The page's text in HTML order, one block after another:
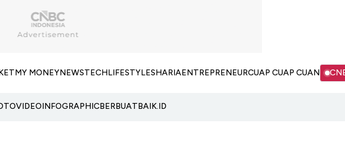
MY MONEYNEWSTECHLIFESTYLESHARIAENTREPRENEURCUAP CUAP CUAN
VIDEOINFOGRAPHICBERBUATBAIK.ID